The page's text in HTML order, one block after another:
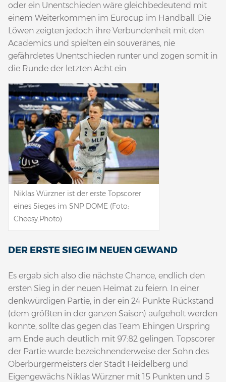
oder ein Unentschieden wäre gleichbedeutend mit
einem Weiterkommen im Eurocup im Handball. Die
Löwen zeigten jedoch ihre Verbundenheit mit den
Academics und spielten ein souveränes, nie
gefährdetes Unentschieden runter und zogen somit in
die Runde der letzten Acht ein.
Niklas Würzner ist der erste Topscorer
eines Sieges im SNP DOME (Foto:
Cheesy.Photo)
DER ERSTE SIEG IM NEUEN GEWAND
Es ergab sich also die nächste Chance, endlich den
ersten Sieg in der neuen Heimat zu feiern. In einer
denkwürdigen Partie, in der ein 24 Punkte Rückstand
(dem größten in der ganzen Saison) aufgeholt werden
konnte, sollte das gegen das Team Ehingen Urspring
am Ende auch deutlich mit 97:82 gelingen. Topscorer
der Partie wurde bezeichnenderweise der Sohn des
Oberbürgermeisters der Stadt Heidelberg und
Eigengewächs Niklas Würzner mit 15 Punkten und 5